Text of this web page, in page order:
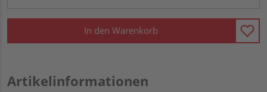
In den Warenkorb
Artikelinformationen